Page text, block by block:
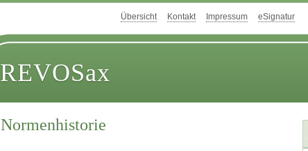
Übersicht Kontakt Impressum eSignatur
REVOSax
Normenhistorie